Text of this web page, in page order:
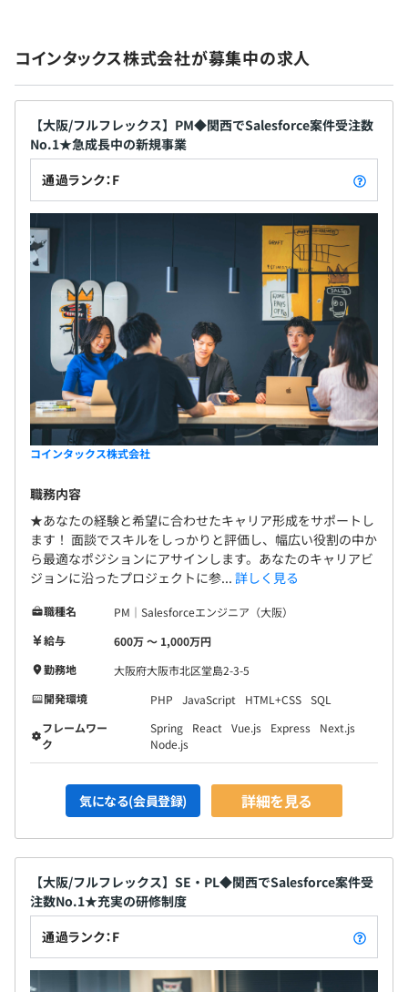
入社後わずか3カ月でマネジャーになったメンバーもいる
ように、経験よりも成果を正当に評価するため、早期のキ
ャリアアップを目指せます。
◼︎全社：75名（業務委託を含む）
◎20代〜30代の若いエンジニア多数活躍中
◎中途入社が8.5割以上／男女比6：4
社会保険完備（健康保険・厚生年金加入・雇用保険・労災
保険）
無期雇用
6カ月（条件などの変更はありません。給与のみ変更とな
る場合がございます。）
コインタックス株式会社が募集中の求人
【大阪/フルフレックス】PM◆関西でSalesforce案件受注数
No.1★急成長中の新規事業
通過ランク：F
コインタックス株式会社
職務内容
★あなたの経験と希望に合わせたキャリア形成をサポートし
ます！ 面談でスキルをしっかりと評価し、幅広い役割の中か
ら最適なポジションにアサインします。あなたのキャリアビ
ジョンに沿ったプロジェクトに参... 詳しく見る
職種名
PM｜Salesforceエンジニア（大阪）
給与
600万 〜 1,000万円
勤務地
大阪府大阪市北区堂島2-3-5
開発環境
PHP JavaScript HTML+CSS SQL
フレームワー
ク
Spring React Vue.js Express
Next.js
Node.js
気になる(会員登録) 詳細を見る
【大阪/フルフレックス】SE・PL◆関西でSalesforce案件受
注数No.1★充実の研修制度
通過ランク：F